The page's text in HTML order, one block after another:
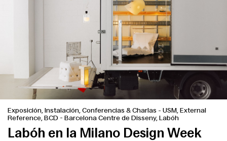
Exposición, Instalación, Conferencias & Charlas - USM, External
Reference, BCD - Barcelona Centre de Disseny, Labóh
Labóh en la Milano Design Week